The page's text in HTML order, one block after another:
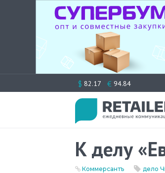
к
$ 82.17 € 94.84
К делу
Коммерсантъ дело